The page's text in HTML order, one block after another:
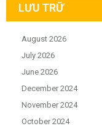
LƯU TRỮ
August 2026
July 2026
June 2026
December 2024
November 2024
October 2024